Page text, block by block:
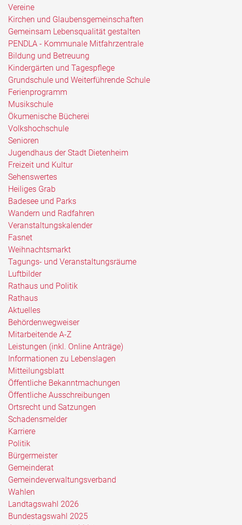
Vereine
Kirchen und Glaubensgemeinschaften
Gemeinsam Lebensqualität gestalten
PENDLA - Kommunale Mitfahrzentrale
Bildung und Betreuung
Kindergärten und Tagespflege
Grundschule und Weiterführende Schule
Ferienprogramm
Musikschule
Ökumenische Bücherei
Volkshochschule
Senioren
Jugendhaus der Stadt Dietenheim
Freizeit und Kultur
Sehenswertes
Heiliges Grab
Badesee und Parks
Wandern und Radfahren
Veranstaltungskalender
Fasnet
Weihnachtsmarkt
Tagungs- und Veranstaltungsräume
Luftbilder
Rathaus und Politik
Rathaus
Aktuelles
Behördenwegweiser
Mitarbeitende A-Z
Leistungen (inkl. Online Anträge)
Informationen zu Lebenslagen
Mitteilungsblatt
Öffentliche Bekanntmachungen
Öffentliche Ausschreibungen
Ortsrecht und Satzungen
Schadensmelder
Karriere
Politik
Bürgermeister
Gemeinderat
Gemeindeverwaltungsverband
Wahlen
Landtagswahl 2026
Bundestagswahl 2025